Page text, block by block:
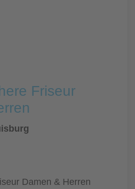
Friseur
Damen & Herren